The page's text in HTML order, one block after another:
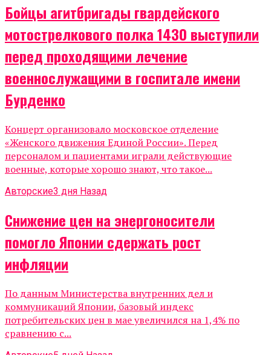
Бойцы агитбригады гвардейского
мотострелкового полка 1430 выступили
перед проходящими лечение
военнослужащими в госпитале имени
Бурденко
Концерт организовало московское отделение
«Женского движения Единой России». Перед
персоналом и пациентами играли действующие
военные, которые хорошо знают, что такое...
Авторские3 дня Назад
Снижение цен на энергоносители
помогло Японии сдержать рост
инфляции
По данным Министерства внутренних дел и
коммуникаций Японии, базовый индекс
потребительских цен в мае увеличился на 1,4% по
сравнению с...